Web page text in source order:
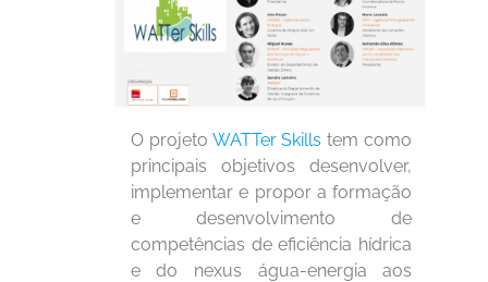
O projeto WATTer Skills tem como
principais objetivos desenvolver,
implementar e propor a formação
e desenvolvimento de
competências de eficiência hídrica
e do nexus água-energia aos